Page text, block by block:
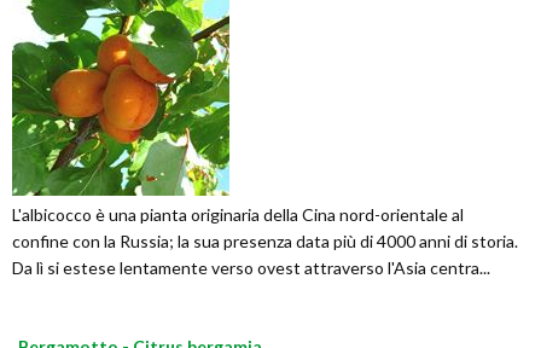
L'albicocco è una pianta originaria della Cina nord-orientale al
confine con la Russia; la sua presenza data più di 4000 anni di storia.
Da lì si estese lentamente verso ovest attraverso l'Asia centra...